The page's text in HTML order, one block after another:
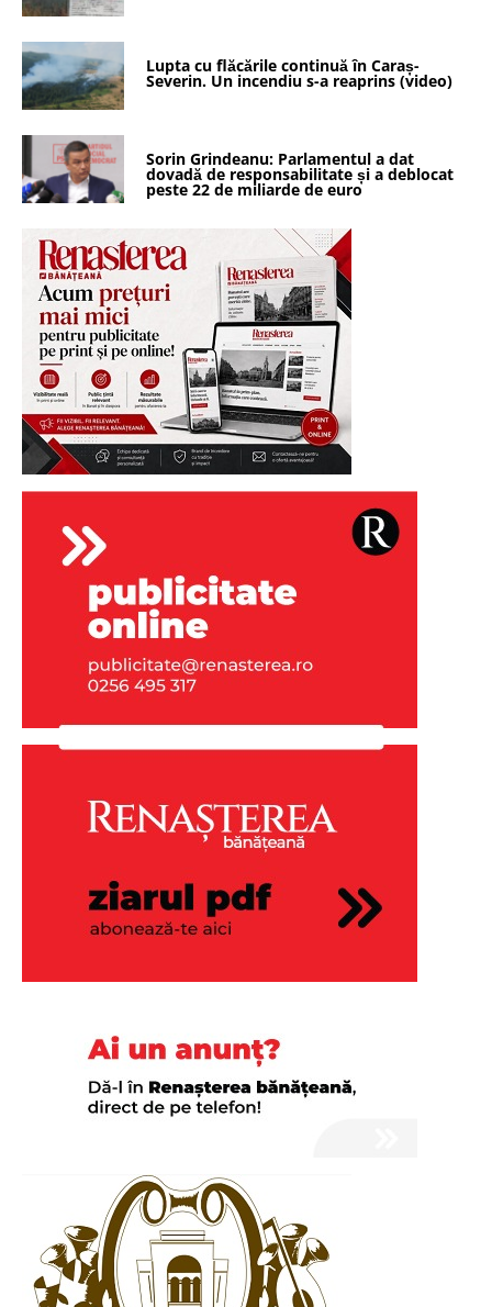
Lupta cu flăcările continuă în Caraș-
Severin. Un incendiu s-a reaprins (video)
Sorin Grindeanu: Parlamentul a dat
dovadă de responsabilitate și a deblocat
peste 22 de miliarde de euro